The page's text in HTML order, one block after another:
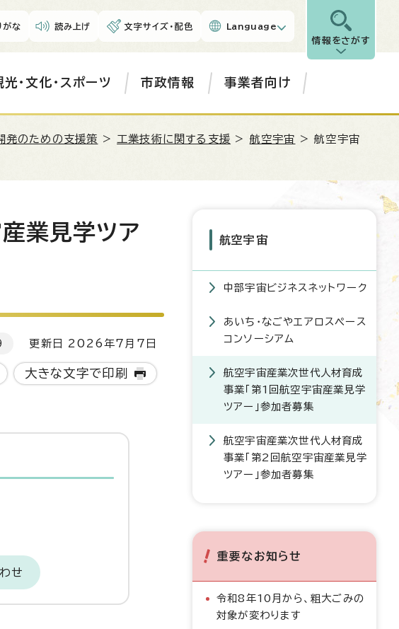
がな 読み上げ 文字サイズ・配色 Language
情報をさがす
光・文化・スポーツ 市政情報 事業者向け
発のための支援策 > 工業技術に関する支援 >航空宇宙 > 航空宇宙
業見学ツア
更新日 2026年7月7日
大きな文字で印刷
せ
航空宇宙
中部宇宙ビジネスネットワーク
あいち・なごやエアロスペース
コンソーシアム
航空宇宙産業次世代人材育成
事業「第1回航空宇宙産業見学
ツアー」参加者募集
航空宇宙産業次世代人材育成
事業「第2回航空宇宙産業見学
ツアー」参加者募集
重要なお知らせ
令和8年10月から、粗大ごみの
対象が変わります